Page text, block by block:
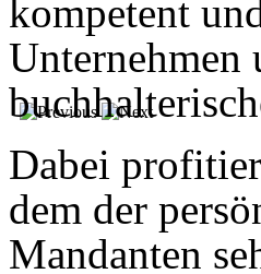
kompetent
Unternehmen
Dabei
dem der
Mandanten